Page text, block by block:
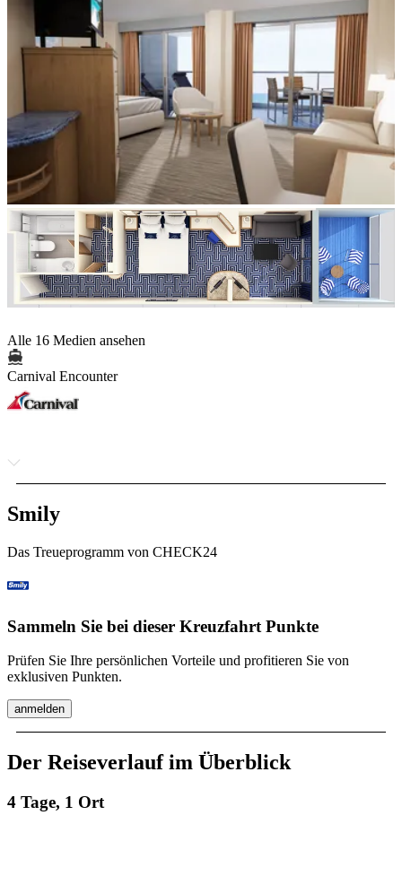
Alle 16 Medien ansehen
Carnival Encounter
Smily
Das Treueprogramm von CHECK24
Sammeln Sie bei dieser Kreuzfahrt Punkte
Prüfen Sie Ihre persönlichen Vorteile und profitieren Sie von
exklusiven Punkten.
anmelden
Der Reiseverlauf im Überblick
4 Tage, 1 Ort